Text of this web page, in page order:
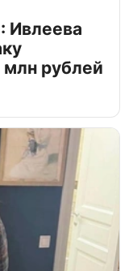
Ивлеева
рублей